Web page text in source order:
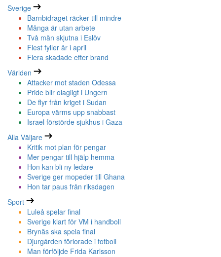
Sverige
Barnbidraget räcker till mindre
Många är utan arbete
Två män skjutna i Eslöv
Flest fyller år i april
Flera skadade efter brand
Världen
Attacker mot staden Odessa
Pride blir olagligt i Ungern
De flyr från kriget i Sudan
Europa värms upp snabbast
Israel förstörde sjukhus i Gaza
Alla Väljare
Kritik mot plan för pengar
Mer pengar till hjälp hemma
Hon kan bli ny ledare
Sverige ger mopeder till Ghana
Hon tar paus från riksdagen
Sport
Luleå spelar final
Sverige klart för VM i handboll
Brynäs ska spela final
Djurgården förlorade i fotboll
Man förföljde Frida Karlsson